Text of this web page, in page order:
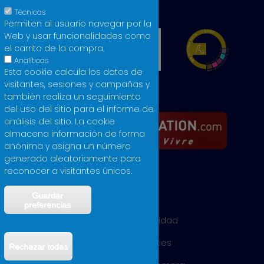
Política de privacidad
Política de cookies
Técnicas
Permiten al usuario navegar por la
Web y usar funcionalidades como
el carrito de la compra.
Analíticas
Esta cookie calcula los datos de
visitantes, sesiones y campañas y
también realiza un seguimiento
del uso del sitio para el informe de
análisis del sitio. La cookie
almacena información de forma
anónima y asigna un número
generado aleatoriamente para
reconocer a visitantes únicos.
preferencias
Rechazar todas